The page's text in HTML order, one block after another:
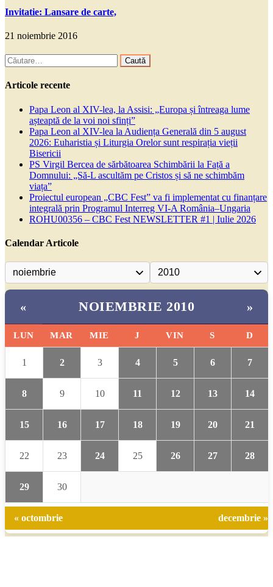
Invitatie: Lansare de carte,
21 noiembrie 2016
Caută
după:
Articole recente
Papa Leon al XIV-lea, la Assisi: „Europa și întreaga lume
așteaptă de la voi noi sfinți”
Papa Leon al XIV-lea la Audiența Generală din 5 august
2026: Euharistia și Liturgia Orelor sunt respirația vieții
Bisericii
PS Virgil Bercea de sărbătoarea Schimbării la Față a
Domnului: „Să-L ascultăm pe Cristos și să ne schimbăm
viața”
Proiectul european „CBC Fest” va fi implementat cu finanțare
integrală prin Programul Interreg VI-A România–Ungaria
ROHU00356 – CBC Fest NEWSLETTER #1 | Iulie 2026
Calendar Articole
« NOIEMBRIE 2010 »
LUN MAR MIE J VIN S D
1 2 3 4 5 6 7
8 9 10 11 12 13 14
15 16 17 18 19 20 21
22 23 24 25 26 27 28
29 30
« octombrie decembrie »